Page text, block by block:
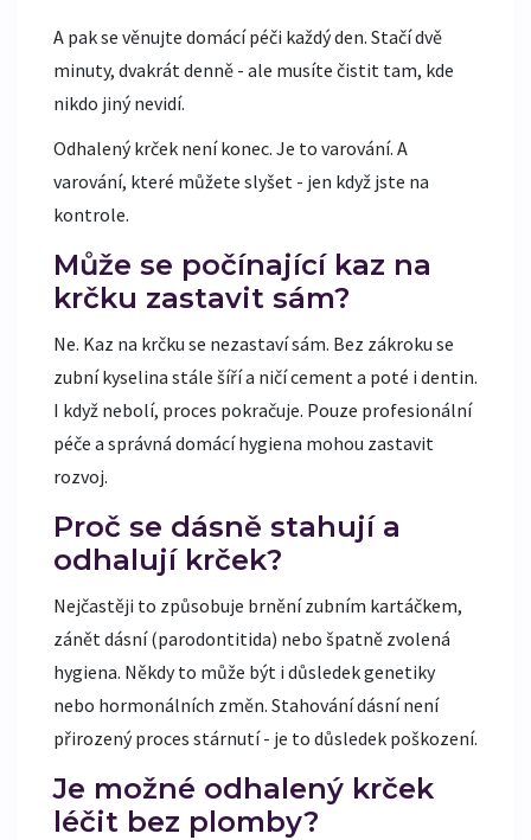
A pak se věnujte domácí péči každý den. Stačí dvě
minuty, dvakrát denně - ale musíte čistit tam, kde
nikdo jiný nevidí.
Odhalený krček není konec. Je to varování. A
varování, které můžete slyšet - jen když jste na
kontrole.
Může se počínající kaz na
krčku zastavit sám?
Ne. Kaz na krčku se nezastaví sám. Bez zákroku se
zubní kyselina stále šíří a ničí cement a poté i dentin.
I když nebolí, proces pokračuje. Pouze profesionální
péče a správná domácí hygiena mohou zastavit
rozvoj.
Proč se dásně stahují a
odhalují krček?
Nejčastěji to způsobuje brnění zubním kartáčkem,
zánět dásní (parodontitida) nebo špatně zvolená
hygiena. Někdy to může být i důsledek genetiky
nebo hormonálních změn. Stahování dásní není
přirozený proces stárnutí - je to důsledek poškození.
Je možné odhalený krček
léčit bez plomby?